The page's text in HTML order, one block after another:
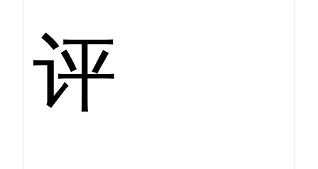
评